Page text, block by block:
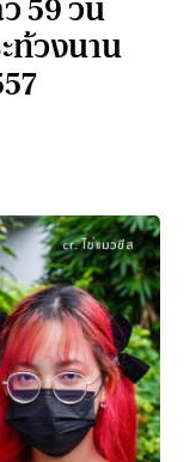
ท้วงนาน